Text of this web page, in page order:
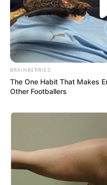
BRAINBERRIES
The One Habit That Makes
Other Footballers